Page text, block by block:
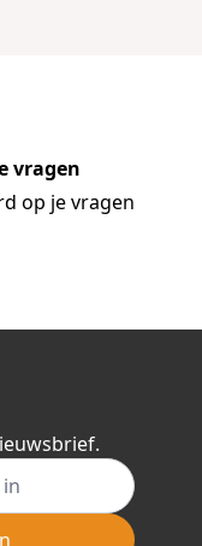
vragen
op je vragen